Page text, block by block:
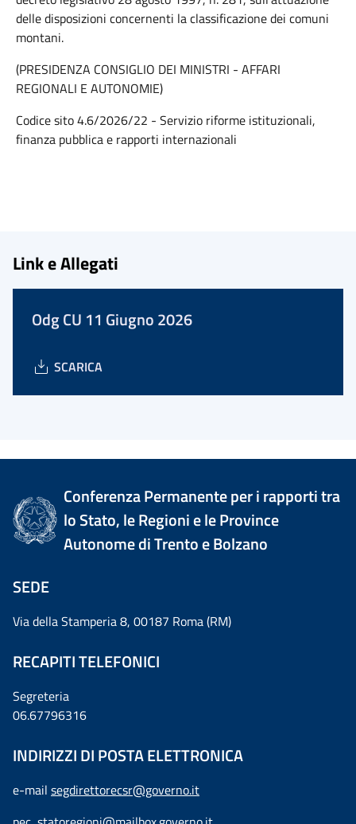
delle disposizioni concernenti la classificazione dei comuni
montani.
(PRESIDENZA CONSIGLIO DEI MINISTRI - AFFARI
REGIONALI E AUTONOMIE)
Codice sito 4.6/2026/22 - Servizio riforme istituzionali,
finanza pubblica e rapporti internazionali
Link e Allegati
Odg CU 11 Giugno 2026
SCARICA
Conferenza Permanente per i rapporti tra
lo Stato, le Regioni e le Province
Autonome di Trento e Bolzano
SEDE
Via della Stamperia 8, 00187 Roma (RM)
RECAPITI TELEFONICI
Segreteria
06.67796316
INDIRIZZI DI POSTA ELETTRONICA
e-mail segdirettorecsr@governo.it